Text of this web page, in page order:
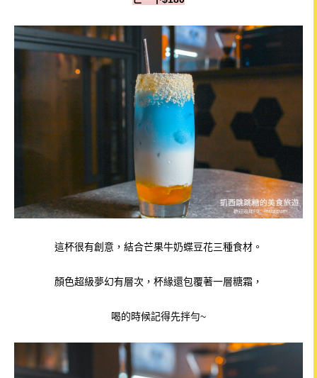
這杯很有創意，結合芒果牛奶蝶豆花三種食材。
顏色超級夢幻有層次， 杯緣還包覆著一層糖霜，
喝的時候記得先拌勻~